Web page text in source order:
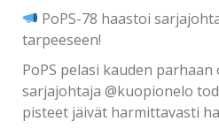
PoPS-78 haastoi
tarpeeseen!
PoPS pelasi kauden
sarjajohtaja @kuopionelo
pisteet jäivät harmittavasti